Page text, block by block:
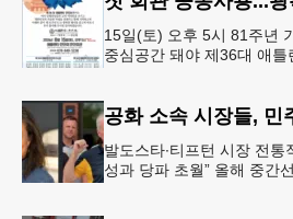
15일(토) 오후 5시 81주년
중심공간 돼야 제36대 애틀
공화 소속 시장들, 민
발도스타∙티프턴 시장 전통
성과 당파 초월” 올해 중간